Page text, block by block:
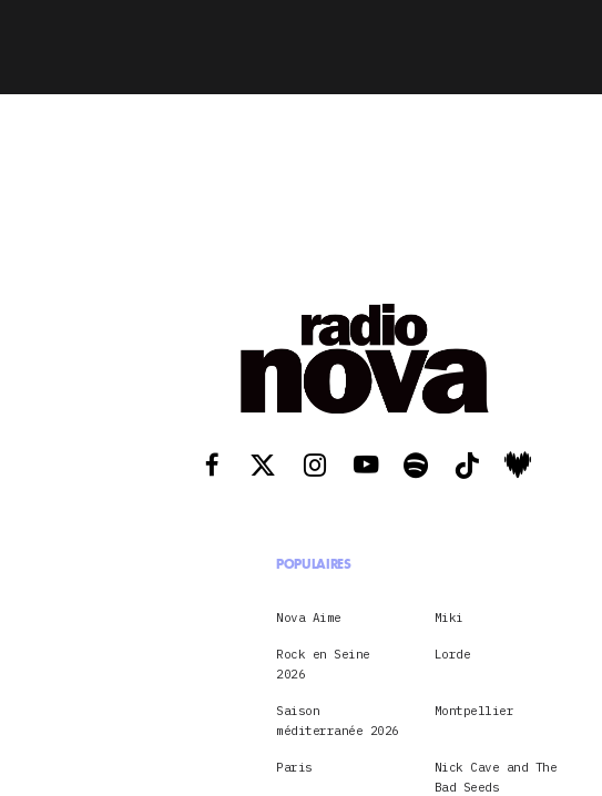
POPULAIRES
Nova Aime Miki
Rock en Seine
2026
Lorde
Saison
méditerranée 2026
Montpellier
Paris
Nick Cave and The
Bad Seeds